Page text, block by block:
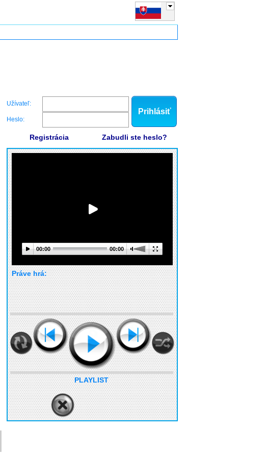
Užívateľ:
Heslo:
Prihlásiť
Registrácia Zabudli ste heslo?
00:00 00:00
Práve hrá:
PLAYLIST